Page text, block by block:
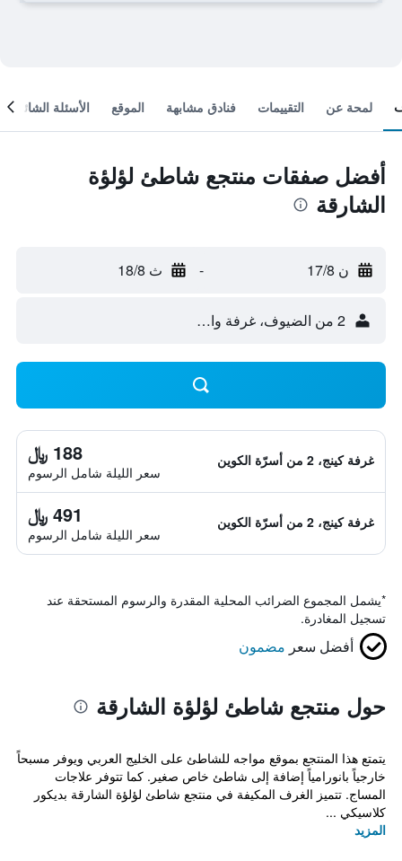
لمحة عن التقييمات فنادق مشابهة الموقع الأسئلة الشائعة
أفضل صفقات منتجع شاطئ لؤلؤة
الشارقة
ن 17/8 - ث 18/8
2 من الضيوف، غرفة واحدة
غرفة كينج، 2 من أسرّة الكوين 188 ﷼
سعر الليلة شامل الرسوم
غرفة كينج، 2 من أسرّة الكوين 491 ﷼
سعر الليلة شامل الرسوم
*يشمل المجموع الضرائب المحلية المقدرة والرسوم المستحقة عند
تسجيل المغادرة.
أفضل سعر مضمون
حول منتجع شاطئ لؤلؤة الشارقة
يتمتع هذا المنتجع بموقع مواجه للشاطئ على الخليج العربي ويوفر مسبحاً
خارجياً بانورامياً إضافة إلى شاطئ خاص صغير. كما تتوفر علاجات
المساج. تتميز الغرف المكيفة في منتجع شاطئ لؤلؤة الشارقة بديكور
كلاسيكي ...
المزيد